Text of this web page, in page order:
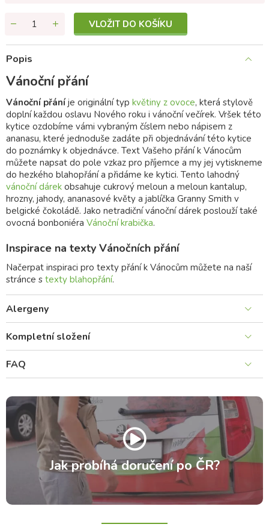
VLOŽIT DO KOŠÍKU
Popis
Vánoční přání
Vánoční přání je originální typ květiny z ovoce, která stylově
doplní každou oslavu Nového roku i vánoční večírek. Vršek této
kytice ozdobíme vámi vybraným číslem nebo nápisem z
ananasu, které jednoduše zadáte při objednávání této kytice
do poznámky k objednávce. Text Vašeho přání k Vánocům
můžete napsat do pole vzkaz pro příjemce a my jej vytiskneme
do hezkého blahopřání a přidáme ke kytici. Tento lahodný
vánoční dárek obsahuje cukrový meloun a meloun kantalup,
hrozny, jahody, ananasové květy a jablíčka Granny Smith v
belgické čokoládě. Jako netradiční vánoční dárek poslouží také
ovocná bonboniéra Vánoční krabička.
Inspirace na texty Vánočních přání
Načerpat inspiraci pro texty přání k Vánocům můžete na naší
stránce s texty blahopřání.
Alergeny
Kompletní složení
FAQ
Jak probíhá doručení po ČR?